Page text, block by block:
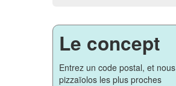
Le concept
Entrez un code postal, et
pizzaïolos les plus proches